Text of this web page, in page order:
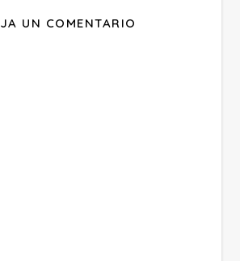
UN COMENTARIO